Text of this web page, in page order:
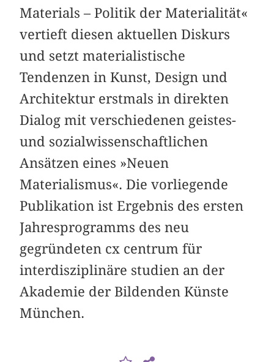
Materials – Politik der Materialität«
vertieft diesen aktuellen Diskurs
und setzt materialistische
Tendenzen in Kunst, Design und
Architektur erstmals in direkten
Dialog mit verschiedenen geistes-
und sozialwissenschaftlichen
Ansätzen eines »Neuen
Materialismus«. Die vorliegende
Publikation ist Ergebnis des ersten
Jahresprogramms des neu
gegründeten cx centrum für
interdisziplinäre studien an der
Akademie der Bildenden Künste
München.